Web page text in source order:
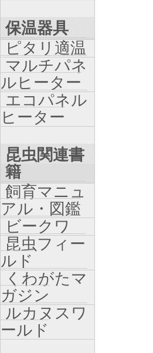
保温器具
ピタリ適温
マルチパネ
ルヒーター
エコパネル
ヒーター
昆虫関連書
籍
飼育マニュ
アル・図鑑
ビークワ
昆虫フィー
ルド
くわがたマ
ガジン
ルカヌスワ
ールド